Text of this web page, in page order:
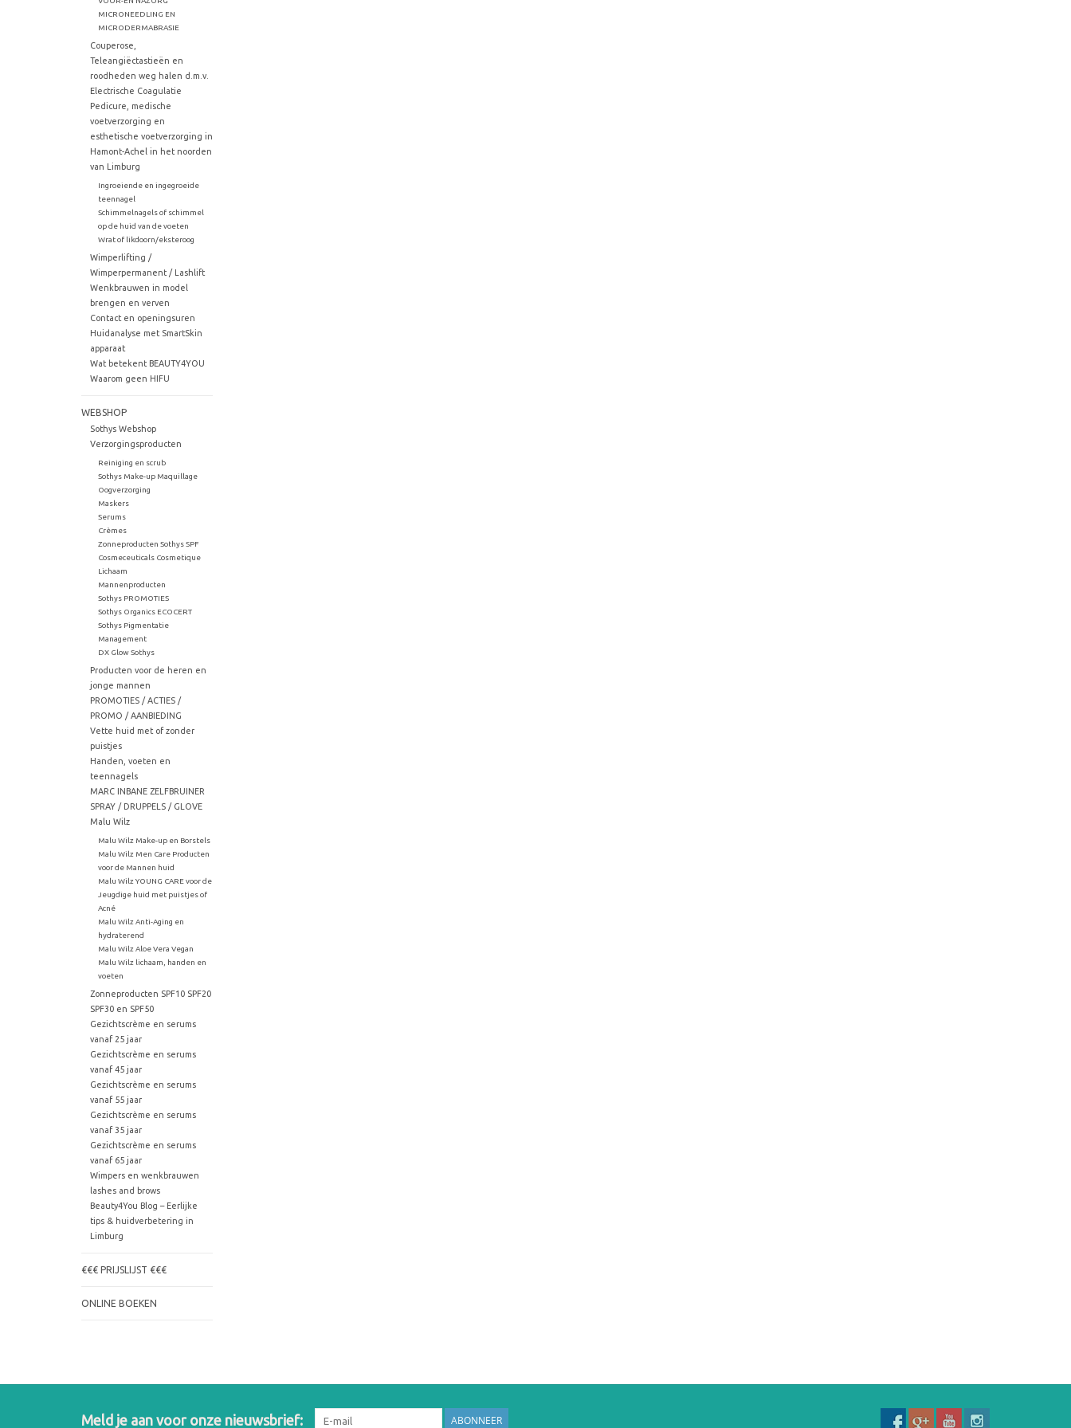
MICRONEEDLING EN
MICRODERMABRASIE
Couperose,
Teleangiëctastieën en
roodheden weg halen d.m.v.
Electrische Coagulatie
Pedicure, medische
voetverzorging en
esthetische voetverzorging in
Hamont-Achel in het noorden
van Limburg
Ingroeiende en ingegroeide
teennagel
Schimmelnagels of schimmel
op de huid van de voeten
Wrat of likdoorn/eksteroog
Wimperlifting /
Wimperpermanent / Lashlift
Wenkbrauwen in model
brengen en verven
Contact en openingsuren
Huidanalyse met SmartSkin
apparaat
Wat betekent BEAUTY4YOU
Waarom geen HIFU
WEBSHOP
Sothys Webshop
Verzorgingsproducten
Reiniging en scrub
Sothys Make-up Maquillage
Oogverzorging
Maskers
Serums
Crèmes
Zonneproducten Sothys SPF
Cosmeceuticals Cosmetique
Lichaam
Mannenproducten
Sothys PROMOTIES
Sothys Organics ECOCERT
Sothys Pigmentatie
Management
DX Glow Sothys
Producten voor de heren en
jonge mannen
PROMOTIES / ACTIES /
PROMO / AANBIEDING
Vette huid met of zonder
puistjes
Handen, voeten en
teennagels
MARC INBANE ZELFBRUINER
SPRAY / DRUPPELS / GLOVE
Malu Wilz
Malu Wilz Make-up en Borstels
Malu Wilz Men Care Producten
voor de Mannen huid
Malu Wilz YOUNG CARE voor de
Jeugdige huid met puistjes of
Acné
Malu Wilz Anti-Aging en
hydraterend
Malu Wilz Aloe Vera Vegan
Malu Wilz lichaam, handen en
voeten
Zonneproducten SPF10 SPF20
SPF30 en SPF50
Gezichtscrème en serums
vanaf 25 jaar
Gezichtscrème en serums
vanaf 45 jaar
Gezichtscrème en serums
vanaf 55 jaar
Gezichtscrème en serums
vanaf 35 jaar
Gezichtscrème en serums
vanaf 65 jaar
Wimpers en wenkbrauwen
lashes and brows
Beauty4You Blog – Eerlijke
tips & huidverbetering in
Limburg
€€€ PRIJSLIJST €€€
ONLINE BOEKEN
Meld je aan voor onze nieuwsbrief: ABONNEER